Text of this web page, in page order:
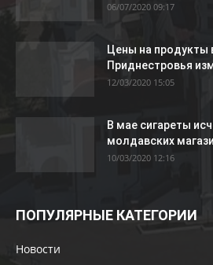
06/07/2020 09:17
Цены на продукты
Приднестровья
12/03/2020 15:05
В мае сигареты
молдавских
10/03/2020 12:16
ПОПУЛЯРНЫЕ КАТЕГОРИИ
Новости